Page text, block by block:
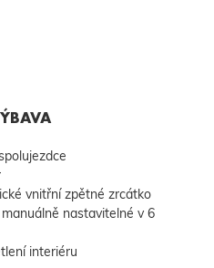
vnitřní zpětné zrcátko
nastavitelné v 6
interiéru